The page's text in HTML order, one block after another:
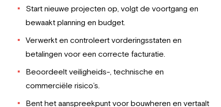
Start nieuwe projecten op, volgt de voortgang en
bewaakt planning en budget.
Verwerkt en controleert vorderingsstaten en
betalingen voor een correcte facturatie.
Beoordeelt veiligheids-, technische en
commerciële risico’s.
Bent het aanspreekpunt voor bouwheren en vertaalt